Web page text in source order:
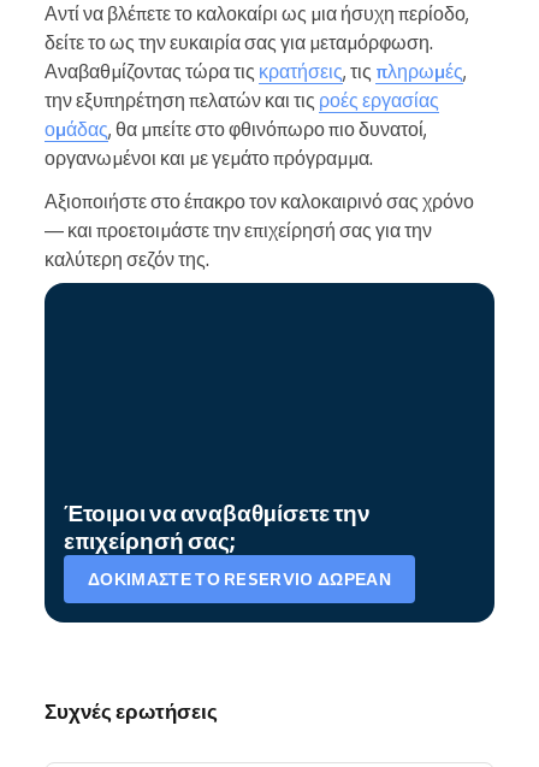
Αντί να βλέπετε το καλοκαίρι ως μια ήσυχη περίοδο,
δείτε το ως την ευκαιρία σας για μεταμόρφωση.
Αναβαθμίζοντας τώρα τις κρατήσεις, τις πληρωμές,
την εξυπηρέτηση πελατών και τις ροές εργασίας
ομάδας, θα μπείτε στο φθινόπωρο πιο δυνατοί,
οργανωμένοι και με γεμάτο πρόγραμμα.
Αξιοποιήστε στο έπακρο τον καλοκαιρινό σας χρόνο
— και προετοιμάστε την επιχείρησή σας για την
καλύτερη σεζόν της.
Έτοιμοι να αναβαθμίσετε την
επιχείρησή σας;
ΔΟΚΙΜΆΣΤΕ ΤΟ RESERVIO ΔΩΡΕΆΝ
Συχνές ερωτήσεις